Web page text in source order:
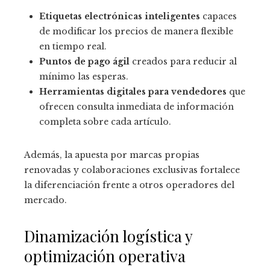
Etiquetas electrónicas inteligentes capaces
de modificar los precios de manera flexible
en tiempo real.
Puntos de pago ágil creados para reducir al
mínimo las esperas.
Herramientas digitales para vendedores que
ofrecen consulta inmediata de información
completa sobre cada artículo.
Además, la apuesta por marcas propias
renovadas y colaboraciones exclusivas fortalece
la diferenciación frente a otros operadores del
mercado.
Dinamización logística y
optimización operativa